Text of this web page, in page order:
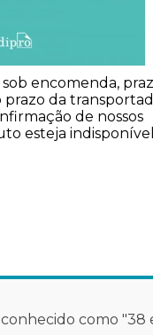
encomenda,
prazo da
de nossos
esteja
como